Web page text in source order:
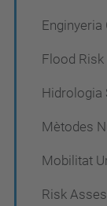
Enginyeria
Flood
Hidrologia
Mètodes
Mobilitat
Risk